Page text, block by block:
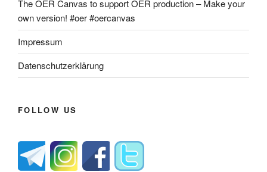
The OER Canvas to support OER production – Make your
own version! #oer #oercanvas
Impressum
Datenschutzerklärung
FOLLOW US